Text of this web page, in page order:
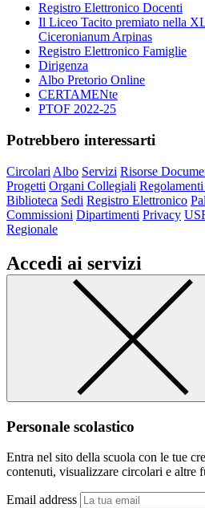
Registro Elettronico Docenti
Il Liceo Tacito premiato nella
Ciceronianum Arpinas
Registro Elettronico Famiglie
Dirigenza
Albo Pretorio Online
CERTAMENte
PTOF 2022-25
Potrebbero interessarti
Circolari Albo Servizi Risorse
Progetti Organi Collegiali
Biblioteca Sedi Registro Elettronico
Commissioni Dipartimenti Privacy
Regionale
Accedi ai servizi
Personale scolastico
Entra nel sito della scuola con le tue
contenuti, visualizzare circolari e altre
Email address